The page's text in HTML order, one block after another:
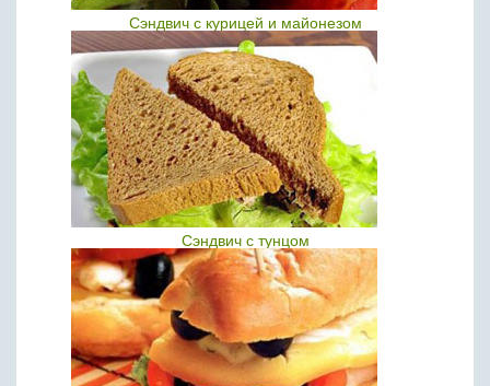
Сэндвич с курицей и майонезом
Сэндвич с тунцом